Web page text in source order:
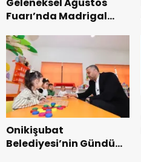
Fuarı’nda Madrigal
Onikişubat
Belediyesi’nin Gündüz